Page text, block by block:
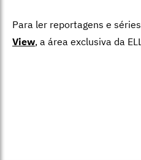
Para ler reportagens e
View, a área exclusiva da